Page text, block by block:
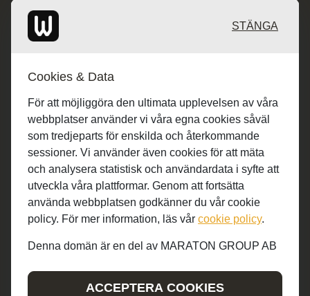
Redaktionen: desk@maratongroup.com
© MARATON GROUP AB 2019-2022
STÄNGA
Cookies & Data
För att möjliggöra den ultimata upplevelsen av våra
webbplatser använder vi våra egna cookies såväl
som tredjeparts för enskilda och återkommande
sessioner. Vi använder även cookies för att mäta
och analysera statistisk och användardata i syfte att
utveckla våra plattformar. Genom att fortsätta
använda webbplatsen godkänner du vår cookie
policy. För mer information, läs vår cookie policy.
Denna domän är en del av MARATON GROUP AB
ACCEPTERA COOKIES